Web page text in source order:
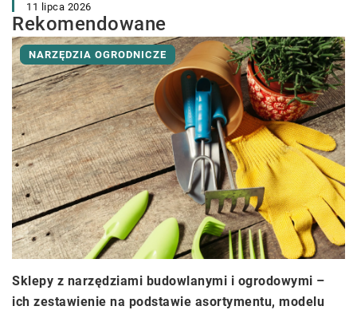
11 lipca 2026
Rekomendowane
NARZĘDZIA OGRODNICZE
Sklepy z narzędziami budowlanymi i ogrodowymi –
ich zestawienie na podstawie asortymentu, modelu